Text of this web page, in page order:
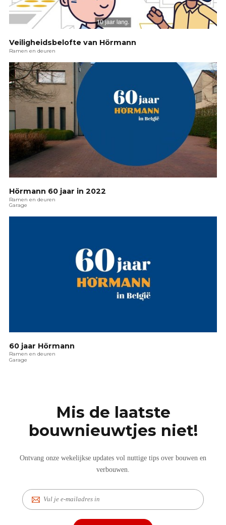
Veiligheidsbelofte van Hörmann
Ramen en deuren
Hörmann 60 jaar in 2022
Ramen en deuren
Garage
60 jaar Hörmann
Ramen en deuren
Garage
Mis de laatste
bouwnieuwtjes niet!
Ontvang onze wekelijkse updates vol nuttige tips over bouwen en
verbouwen.
E-
mail